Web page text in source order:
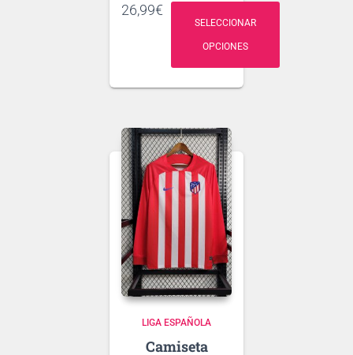
consulta nuestra
nombre y número
personalizado o bien
de algún jugador, lo
que escribas será lo
que grabemos en tu
camiseta.
Ten en cuenta que si
aún no se ha
presentado la nueva
tipografía
de …
26,99€
SELECCIONAR
OPCIONES
LIGA ESPAÑOLA